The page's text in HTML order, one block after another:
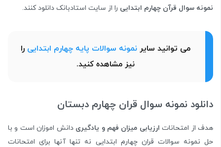
نمونه سوال قرآن چهارم ابتدایی را از سایت استادبانک دانلود کنند.
می توانید سایر نمونه سوالات پایه چهارم ابتدایی را
نیز مشاهده کنید.
دانلود نمونه سوال قران چهارم دبستان
هدف از امتحاناتارزیابی میزان فهم و یادگیری دانش اموزان است و با
حل نمونه سوالات قران چهارم ابتدایی نه تنها آنها برای امتحانات